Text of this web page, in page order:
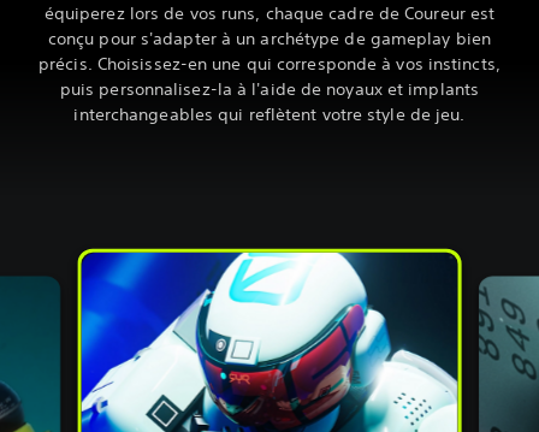
équiperez lors de vos runs, chaque cadre de Coureur est
conçu pour s'adapter à un archétype de gameplay bien
précis. Choisissez-en une qui corresponde à vos instincts,
puis personnalisez-la à l'aide de noyaux et implants
interchangeables qui reflètent votre style de jeu.